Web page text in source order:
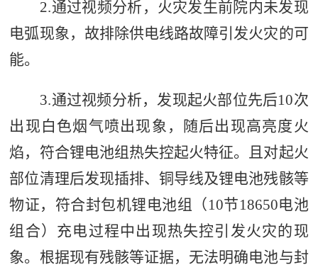
2.通过视频分析，火灾发生前院内未发现
电弧现象，故排除供电线路故障引发火灾的可
能。
3.通过视频分析，发现起火部位先后10次
出现白色烟气喷出现象，随后出现高亮度火
焰，符合锂电池组热失控起火特征。且对起火
部位清理后发现插排、铜导线及锂电池残骸等
物证，符合封包机锂电池组（ 10节18650电池
组合）充电过程中出现热失控引发火灾的现
象。 根据现有残骸等证据，无法明确电池与封